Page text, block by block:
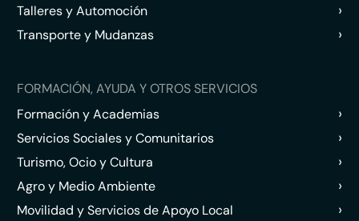
Talleres y Automoción
›
Transporte y Mudanzas ›
FORMACIÓN, AYUDA Y OTROS SERVICIOS
Formación y Academias
›
Servicios Sociales y Comunitarios ›
Turismo, Ocio y Cultura ›
Agro y Medio Ambiente ›
Movilidad y Servicios de Apoyo Local ›